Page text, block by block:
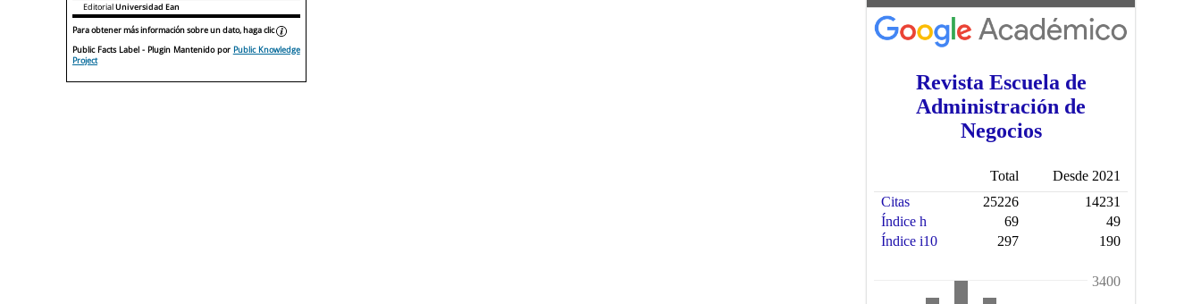
EditorialUniversidad Ean
Para obtener más información sobre un dato, haga clic
Public Facts Label- Plugin Mantenido por Public Knowledge
Project